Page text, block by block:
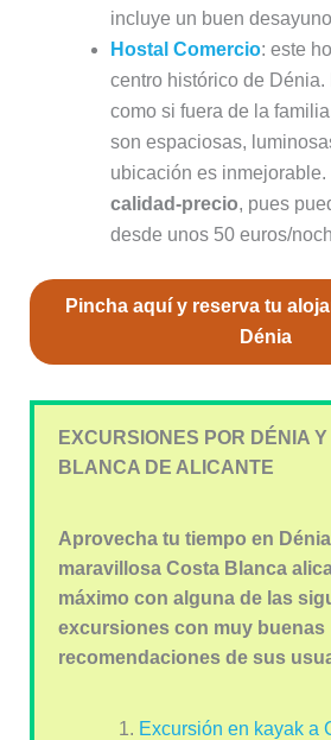
incluye un buen
Hostal Comercio: este
centro histórico de Dénia.
como si fuera de la
son espaciosas,
ubicación es inmejorable.
calidad-precio, pues
desde unos 50 euros/
Pincha aquí y reserva tu
Dénia
EXCURSIONES POR DÉNIA
BLANCA DE ALICANTE
Aprovecha tu tiempo en
maravillosa Costa Blanca
máximo con alguna de las
excursiones con muy buenas
recomendaciones de sus
Excursión en kayak a